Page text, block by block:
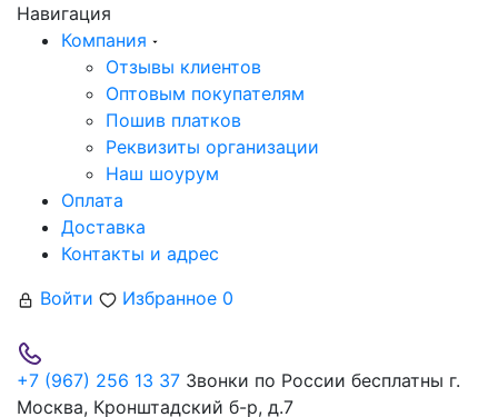
Навигация
Компания
Отзывы клиентов
Оптовым покупателям
Пошив платков
Реквизиты организации
Наш шоурум
Оплата
Доставка
Контакты и адрес
Войти
Избранное 0
+7 (967) 256 13 37 Звонки по России бесплатны г.
Москва, Кронштадский б-р, д.7